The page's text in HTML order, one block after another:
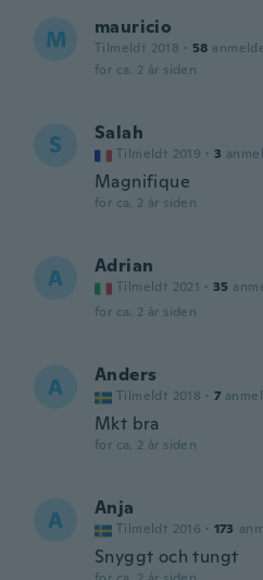
M mauricio
Tilmeldt 2018 · 58
for ca. 2 år siden
S Salah
Tilmeldt 2019 · 3
Magnifique
for ca. 2 år siden
A Adrian
Tilmeldt 2021 · 35
for ca. 2 år siden
A Anders
Tilmeldt 2018 · 7
Mkt bra
for ca. 2 år siden
A Anja
Tilmeldt 2016 · 173
Snyggt och tungt